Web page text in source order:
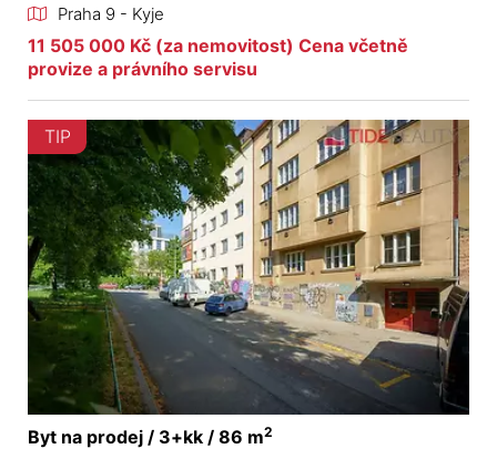
Praha 9 - Kyje
11 505 000 Kč (za nemovitost) Cena včetně
provize a právního servisu
TIP
Byt na prodej / 3+kk / 86 m2